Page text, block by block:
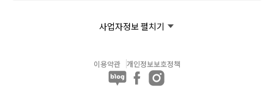
사업자정보 펼치기
이용약관 개인정보보호정책